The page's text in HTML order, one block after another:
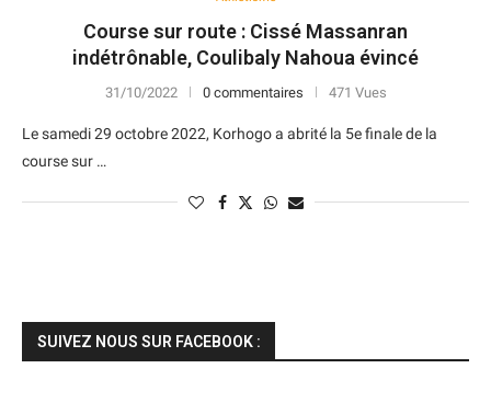
Course sur route : Cissé Massanran
indétrônable, Coulibaly Nahoua évincé
31/10/2022 0 commentaires 471 Vues
Le samedi 29 octobre 2022, Korhogo a abrité la 5e finale de la
course sur …
SUIVEZ NOUS SUR FACEBOOK :